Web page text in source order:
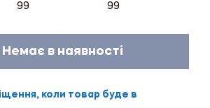
99 99
Немає в наявності
коли товар буде в